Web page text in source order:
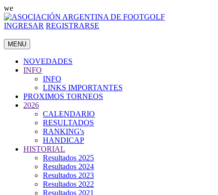
we
INGRESAR REGISTRARSE
MENU
NOVEDADES
INFO
INFO
LINKS IMPORTANTES
PROXIMOS TORNEOS
2026
CALENDARIO
RESULTADOS
RANKING's
HANDICAP
HISTORIAL
Resultados 2025
Resultados 2024
Resultados 2023
Resultados 2022
Resultados 2021